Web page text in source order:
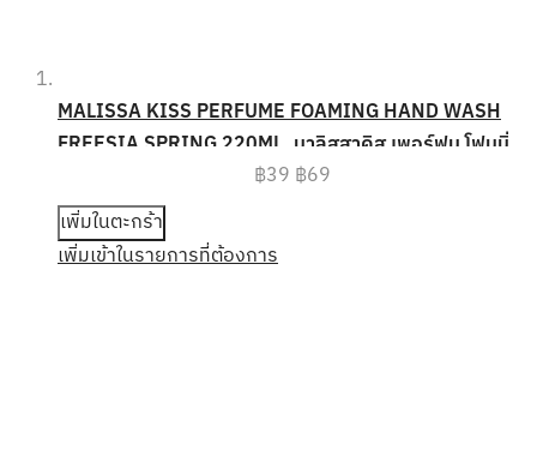
MALISSA KISS PERFUME FOAMING HAND WASH
FREESIA SPRING 220ML. มาลิสสาคิส เพอร์ฟูม โฟมมิ่ง
แฮนด์ วอช โฟมล้างมือ ฟรีเซีย สปริง แบบถุงชนิดเติม
(REFILL)
฿39 ฿69
เพิ่มในตะกร้า
เพิ่มเข้าในรายการที่ต้องการ